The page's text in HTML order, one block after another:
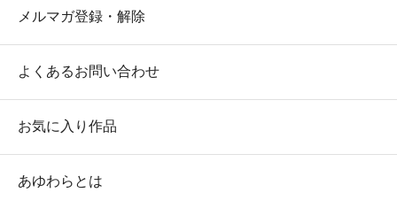
メルマガ登録・解除
よくあるお問い合わせ
お気に入り作品
あゆわらとは